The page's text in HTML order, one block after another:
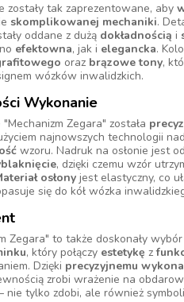
zostały tak zaprezentowane, aby
skomplikowanej mechaniki.
oddane z dużą dokładnością i
efektowna, jak i elegancka.
oraz brązowe tony,
wózków inwalidzkich.
Wykonanie
Zegara" została
najnowszych technologii
wzoru. Nadruk na osłonie jest
, dzięki czemu wzór
osłony jest elastyczny, co
się do kół wózka
Zegara" to także doskonały
, który połączy estetykę z
Dzięki precyzyjnemu
zrobi wrażenie na
nie tylko zdobi, ale również